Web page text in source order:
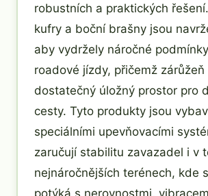
robustních a praktických
kufry a boční brašny jsou
aby vydržely náročné
roadové jízdy, přičemž
dostatečný úložný prostor pro
cesty. Tyto produkty jsou
speciálními upevňovacími
zaručují stabilitu zavazadel i v
nejnáročnějších terénech, kde
potýká s nerovnostmi,